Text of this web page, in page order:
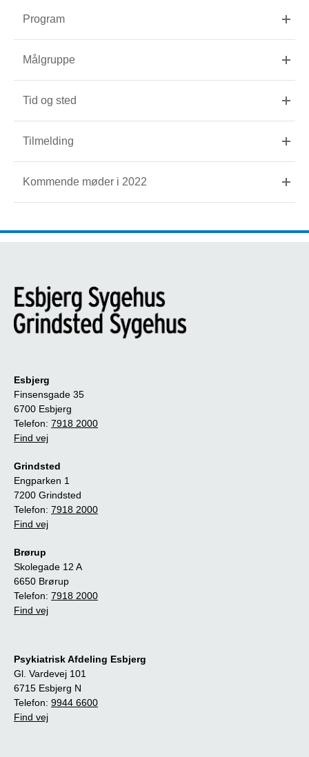
Program
Målgruppe
Tid og sted
Tilmelding
Kommende møder i 2022
Esbjerg
Finsensgade 35
6700 Esbjerg
Telefon: 7918 2000
Find vej
Grindsted
Engparken 1
7200 Grindsted
Telefon: 7918 2000
Find vej
Brørup
Skolegade 12 A
6650 Brørup
Telefon: 7918 2000
Find vej
Psykiatrisk Afdeling Esbjerg
Gl. Vardevej 101
6715 Esbjerg N
Telefon: 9944 6600
Find vej